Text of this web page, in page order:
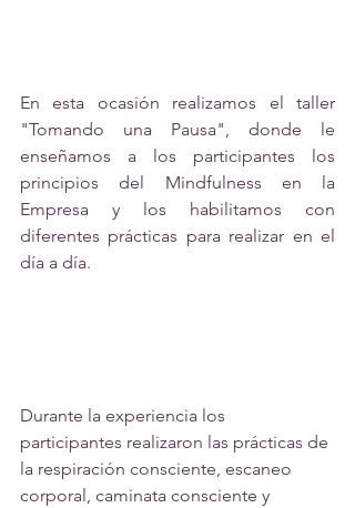
En esta ocasión realizamos el taller
"Tomando una Pausa", donde le
enseñamos a los participantes los
principios del Mindfulness en la
Empresa y los habilitamos con
diferentes prácticas para realizar en el
día a día.
Durante la experiencia los
participantes realizaron las prácticas de
la respiración consciente, escaneo
corporal, caminata consciente y